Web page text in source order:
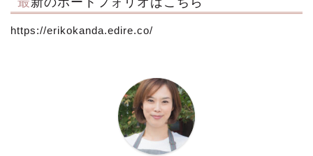
https://erikokanda.edire.co/